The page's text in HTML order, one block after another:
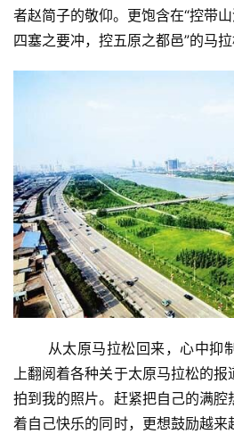
者赵简子的敬仰。更饱含在“控带
四塞之要冲，控五原之都邑”的马拉
从太原马拉松回来，心中抑制
上翻阅着各种关于太原马拉松的
拍到我的照片。赶紧把自己的满
着自己快乐的同时，更想鼓励越